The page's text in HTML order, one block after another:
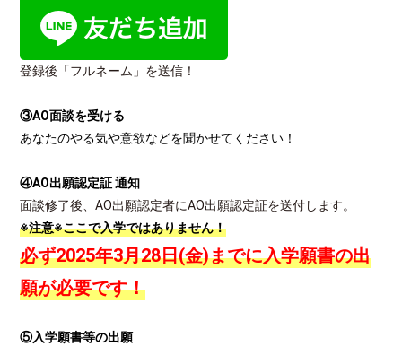
登録後「フルネーム」を送信！
③AO面談を受ける
あなたのやる気や意欲などを聞かせてください！
④AO出願認定証 通知
面談修了後、AO出願認定者にAO出願認定証を送付します。
※注意※ここで入学ではありません！
必ず2025年3月28日(金)までに入学願書の出
願が必要です！
⑤入学願書等の出願